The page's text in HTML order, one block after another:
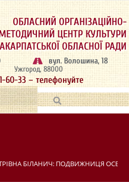
ОБЛАСНИЙ ОРГАНІЗАЦІЙНО-
ЦЕНТР КУЛЬТУРИ
ОБЛАСНОЇ РАДИ
вул. Волошина, 18
Ужгород, 88000
60-33 – телефонуйте
БІЛАНИЧ: ПОДВИЖНИЦЯ